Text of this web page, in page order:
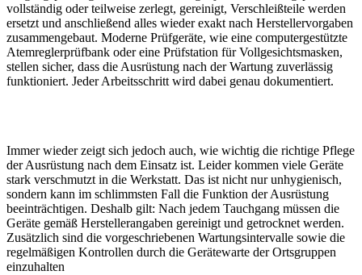
vollständig oder teilweise zerlegt, gereinigt, Verschleißteile werden
ersetzt und anschließend alles wieder exakt nach Herstellervorgaben
zusammengebaut. Moderne Prüfgeräte, wie eine computergestützte
Atemreglerprüfbank oder eine Prüfstation für Vollgesichtsmasken,
stellen sicher, dass die Ausrüstung nach der Wartung zuverlässig
funktioniert. Jeder Arbeitsschritt wird dabei genau dokumentiert.
Immer wieder zeigt sich jedoch auch, wie wichtig die richtige Pflege
der Ausrüstung nach dem Einsatz ist. Leider kommen viele Geräte
stark verschmutzt in die Werkstatt. Das ist nicht nur unhygienisch,
sondern kann im schlimmsten Fall die Funktion der Ausrüstung
beeinträchtigen. Deshalb gilt: Nach jedem Tauchgang müssen die
Geräte gemäß Herstellerangaben gereinigt und getrocknet werden.
Zusätzlich sind die vorgeschriebenen Wartungsintervalle sowie die
regelmäßigen Kontrollen durch die Gerätewarte der Ortsgruppen
einzuhalten